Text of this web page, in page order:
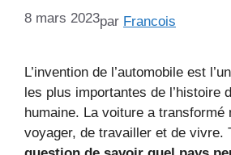
8 mars 2023par Francois
L’invention de l’automobile est
les plus importantes de l’histoire
humaine. La voiture a transformé
voyager, de travailler et de vivre.